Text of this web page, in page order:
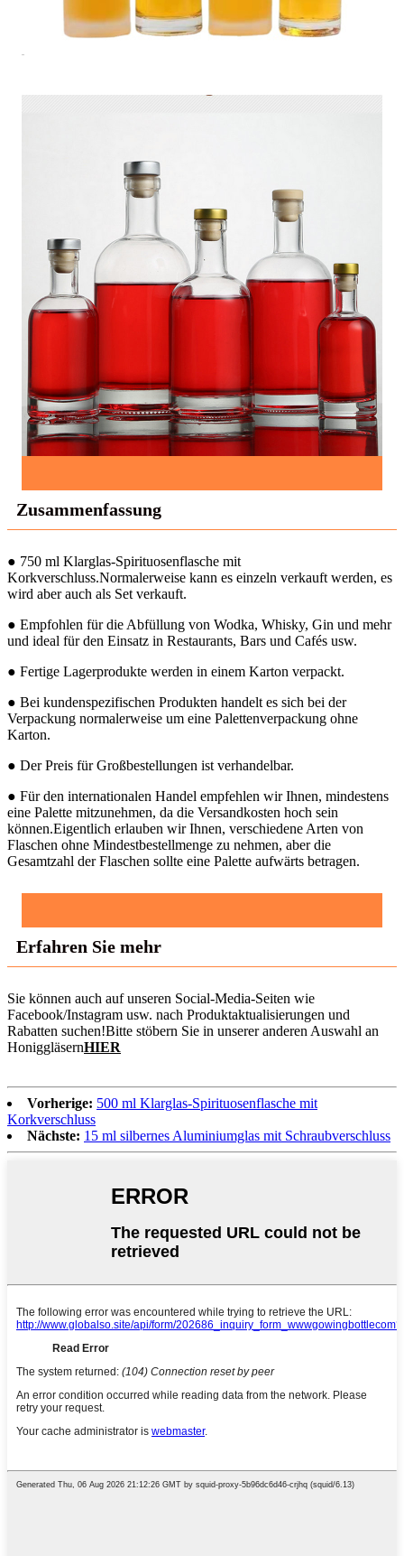
Zusammenfassung
● 750 ml Klarglas-Spirituosenflasche mit
Korkverschluss.Normalerweise kann es einzeln verkauft werden, es
wird aber auch als Set verkauft.
● Empfohlen für die Abfüllung von Wodka, Whisky, Gin und mehr
und ideal für den Einsatz in Restaurants, Bars und Cafés usw.
● Fertige Lagerprodukte werden in einem Karton verpackt.
● Bei kundenspezifischen Produkten handelt es sich bei der
Verpackung normalerweise um eine Palettenverpackung ohne
Karton.
● Der Preis für Großbestellungen ist verhandelbar.
● Für den internationalen Handel empfehlen wir Ihnen, mindestens
eine Palette mitzunehmen, da die Versandkosten hoch sein
können.Eigentlich erlauben wir Ihnen, verschiedene Arten von
Flaschen ohne Mindestbestellmenge zu nehmen, aber die
Gesamtzahl der Flaschen sollte eine Palette aufwärts betragen.
Erfahren Sie mehr
Sie können auch auf unseren Social-Media-Seiten wie
Facebook/Instagram usw. nach Produktaktualisierungen und
Rabatten suchen!Bitte stöbern Sie in unserer anderen Auswahl an
HoniggläsernHIER
Vorherige: 500 ml Klarglas-Spirituosenflasche mit
Korkverschluss
Nächste: 15 ml silbernes Aluminiumglas mit Schraubverschluss